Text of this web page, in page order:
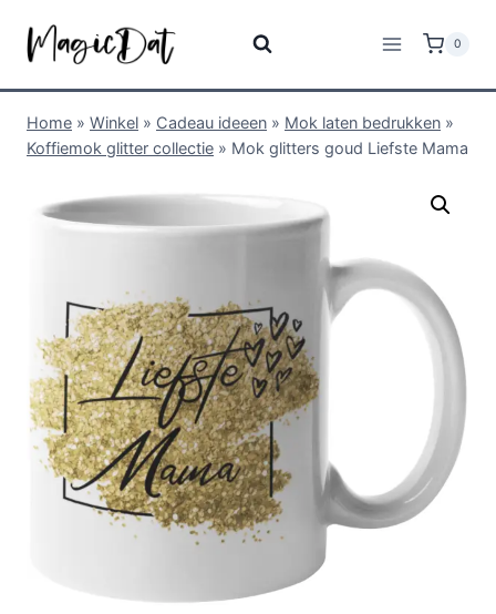
0
Home » Winkel » Cadeau ideeen » Mok laten bedrukken »
Koffiemok glitter collectie » Mok glitters goud Liefste Mama